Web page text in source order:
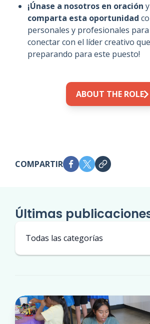
¡Únase a nosotros en oración y
comparta esta oportunidad
personales y profesionales
conectar con el líder creativo
preparando para este puesto!
ABOUT THE ROLE
COMPARTIR
Últimas